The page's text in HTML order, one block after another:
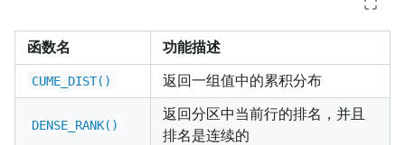
函数名 功能描述
CUME_DIST() 返回一组值中的累积分布
DENSE_RANK()
返回分区中当前行的排名，并且
排名是连续的